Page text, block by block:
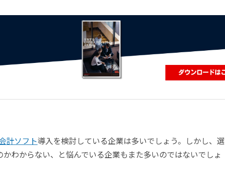
計ソフト導入を検討している企業は多いでしょう。しかし、選
わからない、と悩んでいる企業もまた多いのではないでしょ